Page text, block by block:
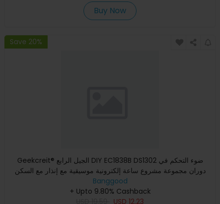
Buy Now
Save 20%
Geekcreit® الجيل الرابع DIY EC1838B DS1302 ضوء التحكم في
دوران مجموعة مشروع ساعة إلكترونية موسيقية مع إنذار مع السكن
Banggood
+ Upto 9.80% Cashback
USD 12.23